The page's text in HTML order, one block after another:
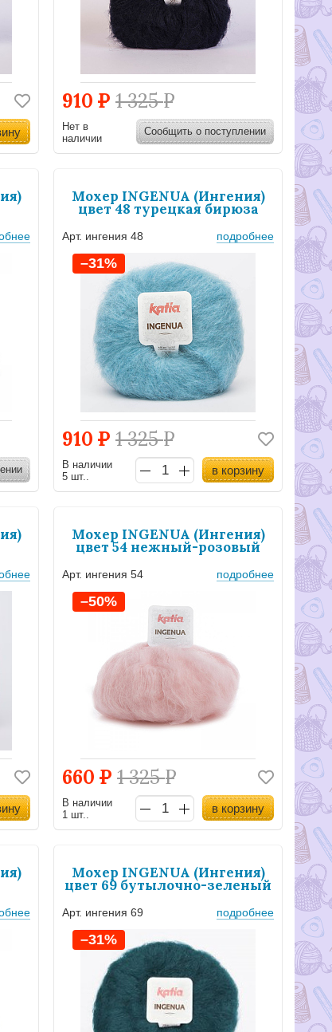
910 Р 1 325Р
Нет в
наличии
Сообщить о поступлении
Мохер INGENUA (Ингения)
цвет 48 турецкая бирюза
Арт. ингения 48 подробнее
910 Р 1 325Р
–31%
В наличии
5 шт..
в корзину
Мохер INGENUA (Ингения)
цвет 54 нежный-розовый
Арт. ингения 54 подробнее
660 Р 1 325Р
–50%
В наличии
1 шт..
в корзину
Мохер INGENUA (Ингения)
цвет 69 бутылочно-зеленый
Арт. ингения 69 подробнее
–31%